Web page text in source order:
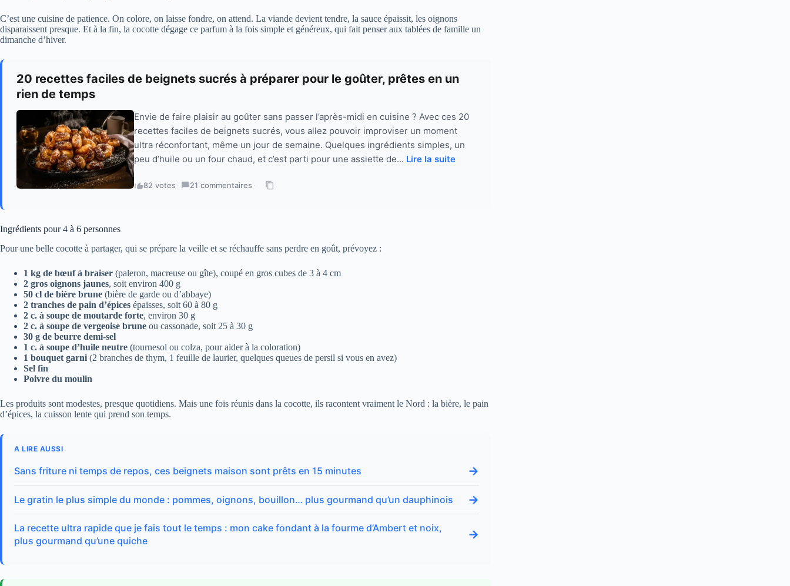
C’est une cuisine de patience. On colore, on laisse fondre, on attend. La viande devient tendre, la sauce épaissit, les oignons
disparaissent presque. Et à la fin, la cocotte dégage ce parfum à la fois simple et généreux, qui fait penser aux tablées de famille un
dimanche d’hiver.
20 recettes faciles de beignets sucrés à préparer pour le goûter, prêtes en un
rien de temps
Envie de faire plaisir au goûter sans passer l’après-midi en cuisine ? Avec ces 20
recettes faciles de beignets sucrés, vous allez pouvoir improviser un moment
ultra réconfortant, même un jour de semaine. Quelques ingrédients simples, un
peu d’huile ou un four chaud, et c’est parti pour une assiette de... Lire la suite
82 votes · 21 commentaires ·
Ingrédients pour 4 à 6 personnes
Pour une belle cocotte à partager, qui se prépare la veille et se réchauffe sans perdre en goût, prévoyez :
1 kg de bœuf à braiser (paleron, macreuse ou gîte), coupé en gros cubes de 3 à 4 cm
2 gros oignons jaunes, soit environ 400 g
50 cl de bière brune (bière de garde ou d’abbaye)
2 tranches de pain d’épices épaisses, soit 60 à 80 g
2 c. à soupe de moutarde forte, environ 30 g
2 c. à soupe de vergeoise brune ou cassonade, soit 25 à 30 g
30 g de beurre demi-sel
1 c. à soupe d’huile neutre (tournesol ou colza, pour aider à la coloration)
1 bouquet garni (2 branches de thym, 1 feuille de laurier, quelques queues de persil si vous en avez)
Sel fin
Poivre du moulin
Les produits sont modestes, presque quotidiens. Mais une fois réunis dans la cocotte, ils racontent vraiment le Nord : la bière, le pain
d’épices, la cuisson lente qui prend son temps.
A LIRE AUSSI
Sans friture ni temps de repos, ces beignets maison sont prêts en 15 minutes →
Le gratin le plus simple du monde : pommes, oignons, bouillon… plus gourmand qu’un dauphinois →
La recette ultra rapide que je fais tout le temps : mon cake fondant à la fourme d’Ambert et noix,
plus gourmand qu’une quiche
→